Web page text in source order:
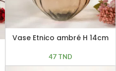
Vase Etnico ambré H 14cm
47 TND